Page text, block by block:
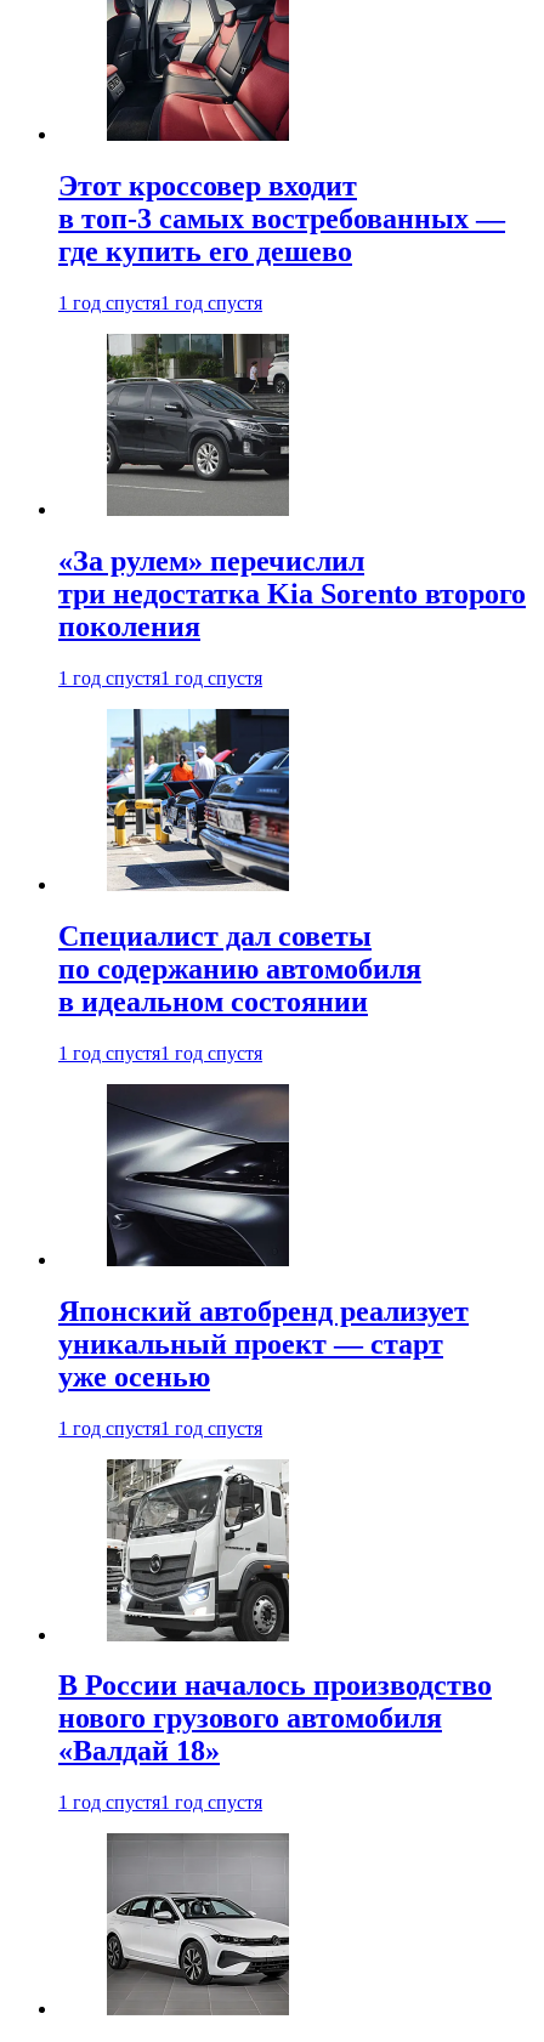
Этот кроссовер входит
в топ-3 самых востребованных —
где купить его дешево
1 год спустя1 год спустя
«За рулем» перечислил
три недостатка Kia Sorento второго
поколения
1 год спустя1 год спустя
Специалист дал советы
по содержанию автомобиля
в идеальном состоянии
1 год спустя1 год спустя
Японский автобренд реализует
уникальный проект — старт
уже осенью
1 год спустя1 год спустя
В России началось производство
нового грузового автомобиля
«Валдай 18»
1 год спустя1 год спустя